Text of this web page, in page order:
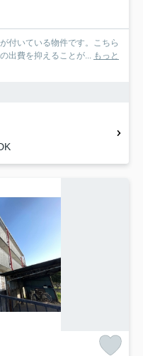
付いている物件です。こちら
出費を抑えることが... もっと